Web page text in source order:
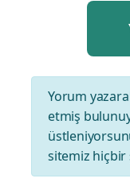
Yorum
etmiş
sitemiz